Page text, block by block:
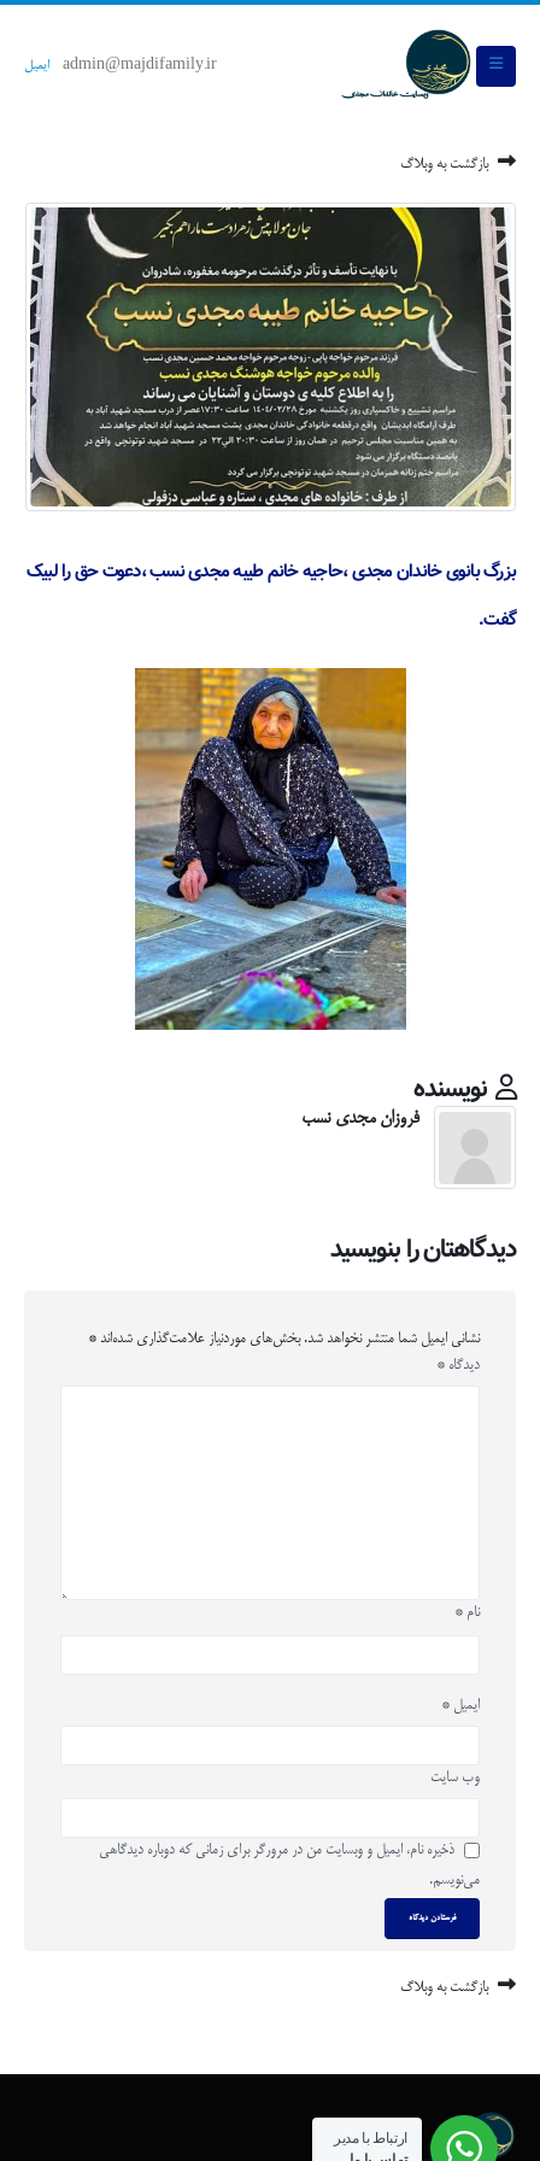
admin@majdifamily.ir ایمیل
بازگشت به وبلاگ
بزرگ بانوی خاندان مجدی ،حاجیه خانم طیبه مجدی نسب ،دعوت حق را لبیک
گفت.
نویسنده
فروزان مجدی نسب
دیدگاهتان را بنویسید
نشانی ایمیل شما منتشر نخواهد شد. بخش‌های موردنیاز علامت‌گذاری شده‌اند *
دیدگاه *
نام *
ایمیل *
وب‌ سایت
ذخیره نام، ایمیل و وبسایت من در مرورگر برای زمانی که دوباره دیدگاهی
می‌نویسم.
بازگشت به وبلاگ
ارتباط با مدیر